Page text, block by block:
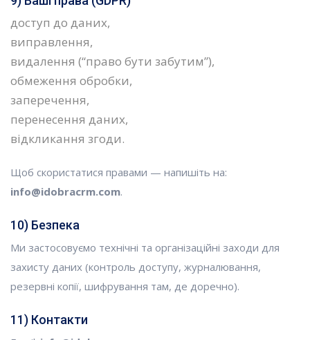
доступ до даних,
виправлення,
видалення (“право бути забутим”),
обмеження обробки,
заперечення,
перенесення даних,
відкликання згоди.
Щоб скористатися правами — напишіть на:
info@idobracrm.com.
10) Безпека
Ми застосовуємо технічні та організаційні заходи для
захисту даних (контроль доступу, журналювання,
резервні копії, шифрування там, де доречно).
11) Контакти